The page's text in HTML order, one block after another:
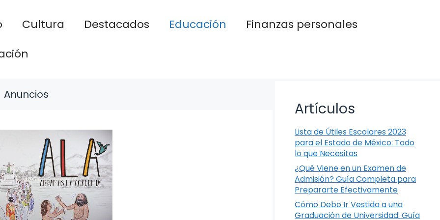
Cultura Destacados Educación
Finanzas personales
Anuncios
Artículos
Lista de Útiles Escolares 2023
para el Estado de México: Todo
lo que Necesitas
¿Qué Viene en un Examen de
Admisión? Guía Completa para
Prepararte Efectivamente
Cómo Debo Ir Vestida a una
Graduación de Universidad: Guía